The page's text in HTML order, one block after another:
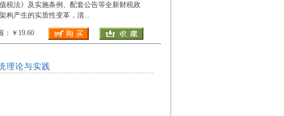
税法》及实施条例、配套公告等全新财税政
构产生的实质性变革，清...
￥19.60
理论与实践